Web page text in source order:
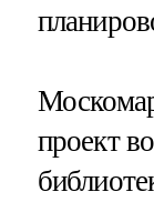
проект